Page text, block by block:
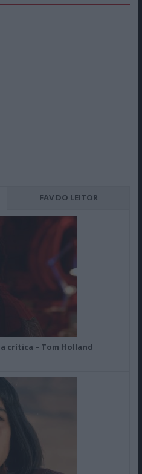
FAV DO LEITOR
crítica – Tom Holland